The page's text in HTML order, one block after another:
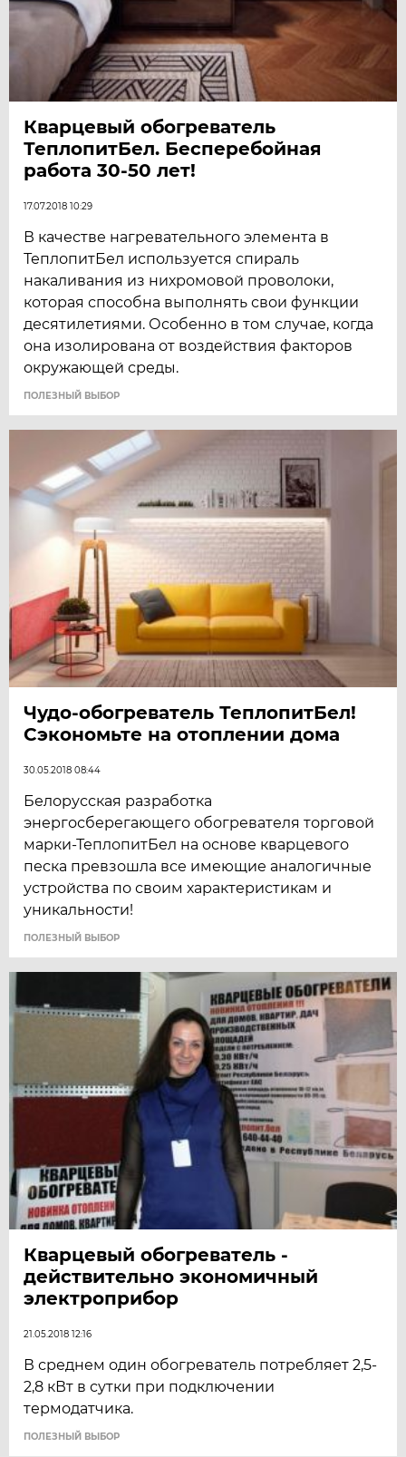
Кварцевый обогреватель
ТеплопитБел. Бесперебойная
работа 30-50 лет!
17.07.2018 10:29
В качестве нагревательного элемента в
ТеплопитБел используется спираль
накаливания из нихромовой проволоки,
которая способна выполнять свои функции
десятилетиями. Особенно в том случае, когда
она изолирована от воздействия факторов
окружающей среды.
ПОЛЕЗНЫЙ ВЫБОР
Чудо-обогреватель ТеплопитБел!
Сэкономьте на отоплении дома
30.05.2018 08:44
Белорусская разработка
энергосберегающего обогревателя торговой
марки-ТеплопитБел на основе кварцевого
песка превзошла все имеющие аналогичные
устройства по своим характеристикам и
уникальности!
ПОЛЕЗНЫЙ ВЫБОР
Кварцевый обогреватель -
действительно экономичный
электроприбор
21.05.2018 12:16
В среднем один обогреватель потребляет 2,5-
2,8 кВт в сутки при подключении
термодатчика.
ПОЛЕЗНЫЙ ВЫБОР